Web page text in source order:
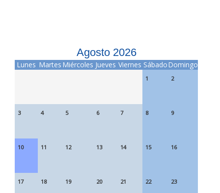
Agosto 2026
Lunes Martes Miércoles Jueves Viernes SábadoDomingo
1 2
3 4 5 6 7 8 9
10 11 12 13 14 15 16
17 18 19 20 21 22 23